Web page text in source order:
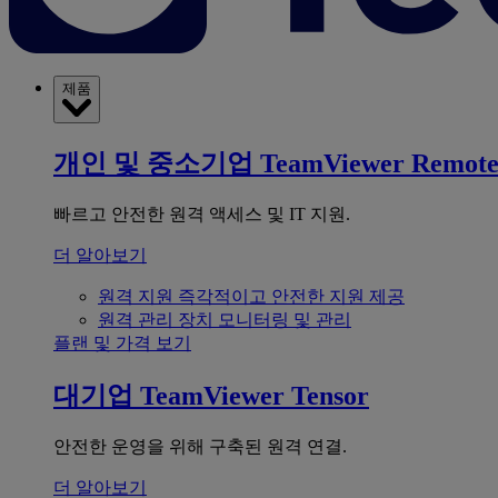
제품
개인 및 중소기업 TeamViewer Remote
빠르고 안전한 원격 액세스 및 IT 지원.
더 알아보기
원격 지원 즉각적이고 안전한 지원 제공
원격 관리 장치 모니터링 및 관리
플랜 및 가격 보기
대기업 TeamViewer Tensor
안전한 운영을 위해 구축된 원격 연결.
더 알아보기